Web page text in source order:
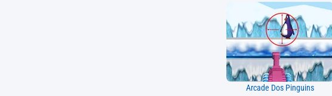
Arcade Dos Pinguins